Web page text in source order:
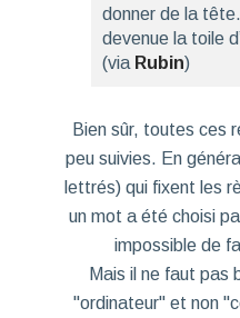
donner de la
devenue la toile
(via Rubin)
Bien sûr, toutes ces
peu suivies. En
lettrés) qui fixent les
un mot a été choisi
impossible de
Mais il ne faut pas
"ordinateur" et non